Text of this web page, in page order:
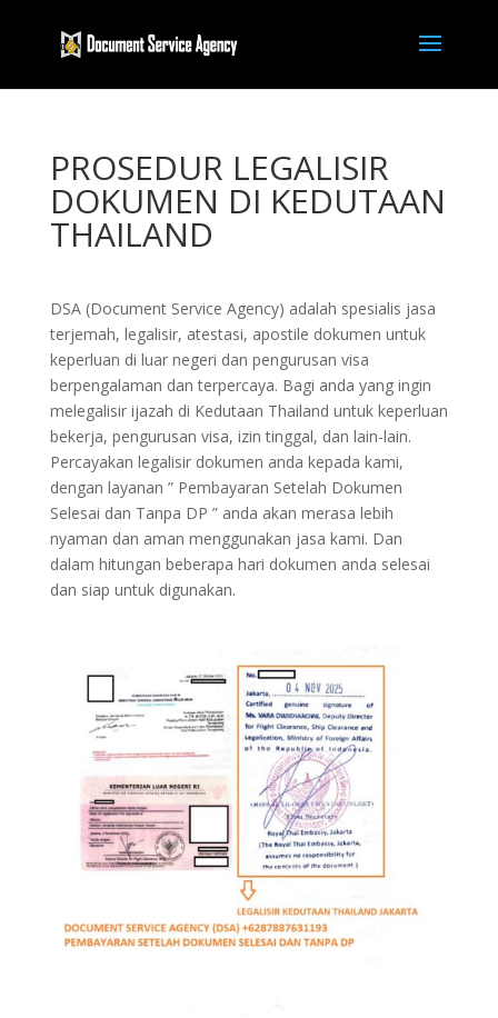
PROSEDUR LEGALISIR
DOKUMEN DI KEDUTAAN
THAILAND
DSA (Document Service Agency) adalah spesialis jasa
terjemah, legalisir, atestasi, apostile dokumen untuk
keperluan di luar negeri dan pengurusan visa
berpengalaman dan terpercaya. Bagi anda yang ingin
melegalisir ijazah di Kedutaan Thailand untuk keperluan
bekerja, pengurusan visa, izin tinggal, dan lain-lain.
Percayakan legalisir dokumen anda kepada kami,
dengan layanan ” Pembayaran Setelah Dokumen
Selesai dan Tanpa DP ” anda akan merasa lebih
nyaman dan aman menggunakan jasa kami. Dan
dalam hitungan beberapa hari dokumen anda selesai
dan siap untuk digunakan.